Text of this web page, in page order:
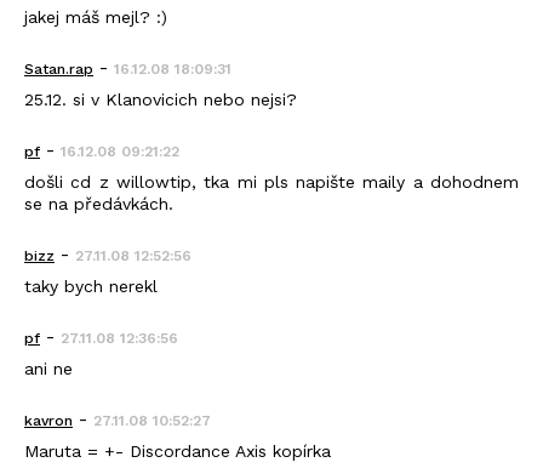
jakej máš mejl? :)
Satan.rap - 16.12.08 18:09:31
25.12. si v Klanovicich nebo nejsi?
pf - 16.12.08 09:21:22
došli cd z willowtip, tka mi pls napište maily a dohodnem
se na předávkách.
bizz - 27.11.08 12:52:56
taky bych nerekl
pf - 27.11.08 12:36:56
ani ne
kavron - 27.11.08 10:52:27
Maruta = +- Discordance Axis kopírka